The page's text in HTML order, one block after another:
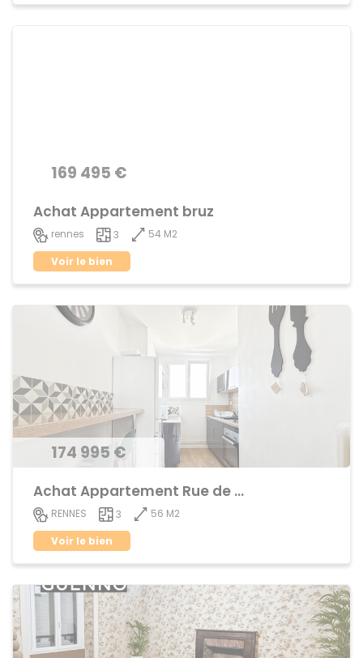
169 495 €
Achat Appartement bruz
rennes 3
54 M2
Voir le bien
174 995 €
Achat Appartement Rue de Nantes
RENNES 3
56 M2
Voir le bien